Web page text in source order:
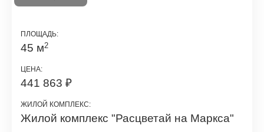
ПЛОЩАДЬ:
45 м2
ЦЕНА:
441 863 ₽
ЖИЛОЙ КОМПЛЕКС:
Жилой комплекс "Расцветай на Маркса"